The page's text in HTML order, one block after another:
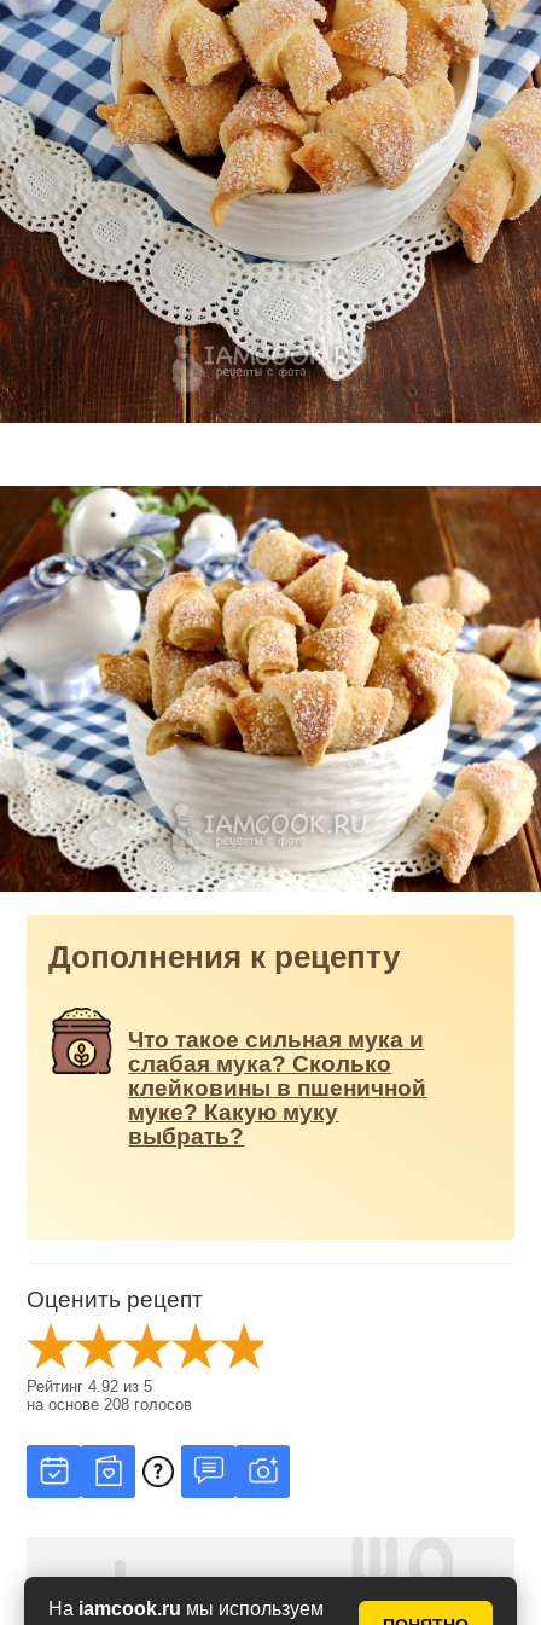
На iamcook.ru мы используем
Дополнения к рецепту
Что такое сильная мука и
слабая мука? Сколько
клейковины в пшеничной
муке? Какую муку
выбрать?
Оценить рецепт
Рейтинг4.92 из5
на основе208 голосов